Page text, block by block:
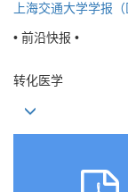
上海交通大学学报（
• 前沿快报 •
转化医学